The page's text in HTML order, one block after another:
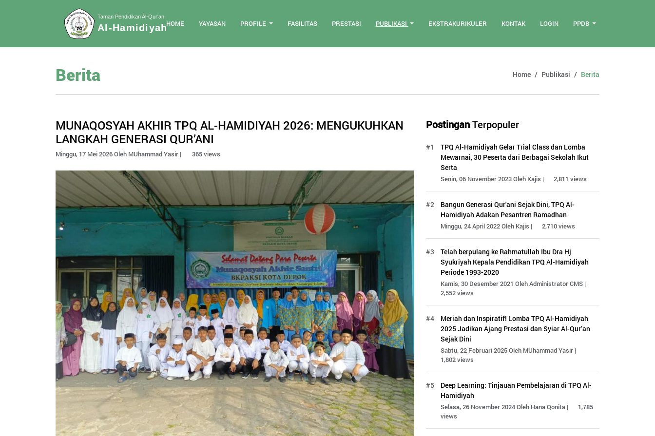
Taman Pendidikan Al-Qur'an
Al-HamidiyahHOME YAYASAN PROFILE FASILITAS PRESTASI PUBLIKASI EKSTRAKURIKULER KONTAK LOGIN PPDB
Berita Home Publikasi Berita
MUNAQOSYAH AKHIR TPQ AL-HAMIDIYAH 2026: MENGUKUHKAN
LANGKAH GENERASI QUR’ANI
Minggu, 17 Mei 2026 Oleh MUhammad Yasir | 365 views
PostinganTerpopuler
#1
TPQ Al-Hamidiyah Gelar Trial Class dan Lomba
Mewarnai, 30 Peserta dari Berbagai Sekolah Ikut
Serta
Senin, 06 November 2023 Oleh Kajis | 2,811 views
#2
Bangun Generasi Qur'ani Sejak Dini, TPQ Al-
Hamidiyah Adakan Pesantren Ramadhan
Minggu, 24 April 2022 Oleh Kajis | 2,710 views
#3
Telah berpulang ke Rahmatullah Ibu Dra Hj
Syukriyah Kepala Pendidikan TPQ Al-Hamidiyah
Periode 1993-2020
Kamis, 30 Desember 2021 Oleh Administrator CMS |
2,552 views
#4
Meriah dan Inspiratif! Lomba TPQ Al-Hamidiyah
2025 Jadikan Ajang Prestasi dan Syiar Al-Qur’an
Sejak Dini
Sabtu, 22 Februari 2025 Oleh MUhammad Yasir |
1,802 views
#5
Deep Learning: Tinjauan Pembelajaran di TPQ Al-
Hamidiyah
Selasa, 26 November 2024 Oleh Hana Qonita |
1,785
views